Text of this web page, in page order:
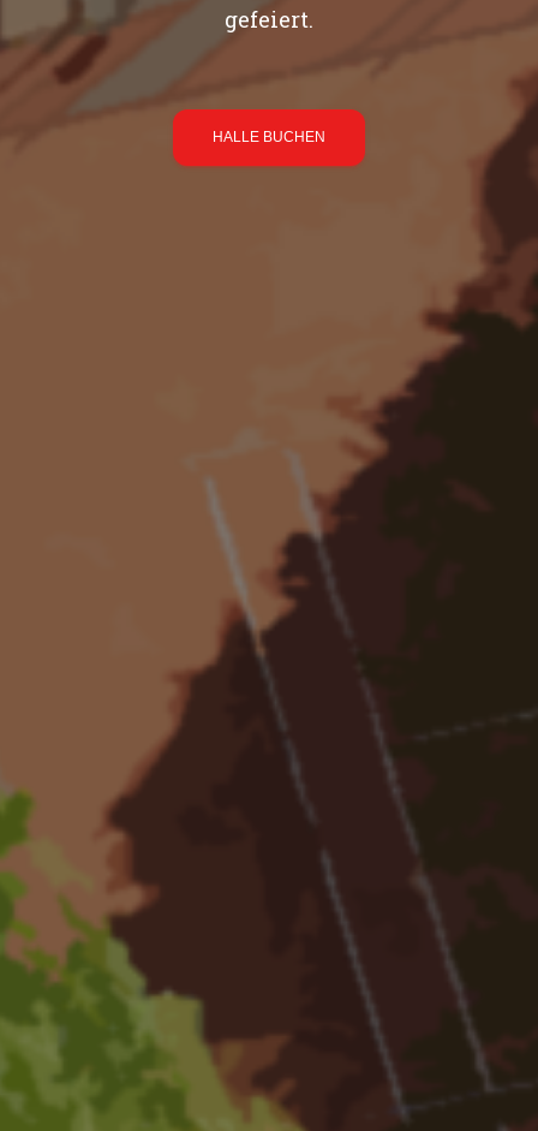
gefeiert.
HALLE BUCHEN